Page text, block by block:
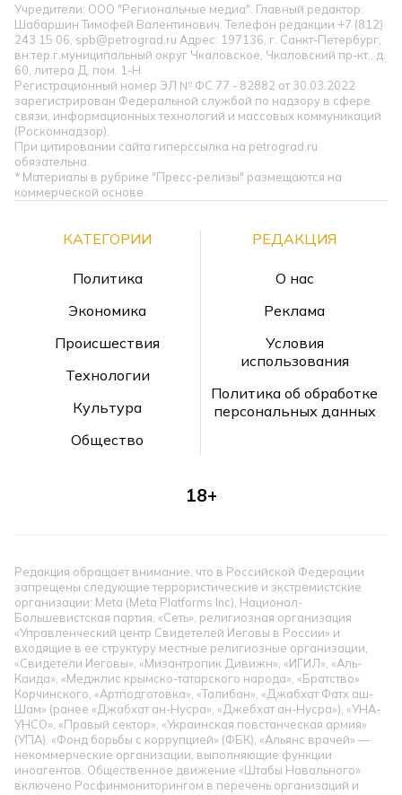
Учредители: ООО "Региональные медиа". Главный редактор:
Шабаршин Тимофей Валентинович. Телефон редакции +7 (812)
243 15 06, spb@petrograd.ru Адрес: 197136, г. Санкт-Петербург,
вн.тер.г.муниципальный округ Чкаловское, Чкаловский пр-кт., д.
60, литера Д, пом. 1-Н
Регистрационный номер ЭЛ № ФС 77 - 82882 от 30.03.2022
зарегистрирован Федеральной службой по надзору в сфере
связи, информационных технологий и массовых коммуникаций
(Роскомнадзор).
При цитировании сайта гиперссылка на petrograd.ru
обязательна.
* Материалы в рубрике "Пресс-релизы" размещаются на
коммерческой основе.
КАТЕГОРИИ
Политика
Экономика
Происшествия
Технологии
Культура
Общество
РЕДАКЦИЯ
О нас
Реклама
Условия
использования
Политика об обработке
персональных данных
18+
Редакция обращает внимание, что в Российской Федерации
запрещены следующие террористические и экстремистские
организации: Meta (Meta Platforms Inc), Национал-
Большевистская партия, «Сеть», религиозная организация
«Управленческий центр Свидетелей Иеговы в России» и
входящие в ее структуру местные религиозные организации,
«Свидетели Иеговы», «Мизантропик Дивижн», «ИГИЛ», «Аль-
Каида», «Меджлис крымско-татарского народа», «Братство»
Корчинского, «Артподготовка», «Талибан», «Джабхат Фатх аш-
Шам» (ранее «Джабхат ан-Нусра», «Джебхат ан-Нусра»), «УНА-
УНСО», «Правый сектор», «Украинская повстанческая армия»
(УПА). «Фонд борьбы с коррупцией» (ФБК), «Альянс врачей» —
некоммерческие организации, выполняющие функции
иноагентов. Общественное движение «Штабы Навального»
включено Росфинмониторингом в перечень организаций и